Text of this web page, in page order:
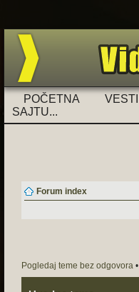
POČETNA VESTI
SAJTU...
Forum index
Pogledaj teme bez odgovora •